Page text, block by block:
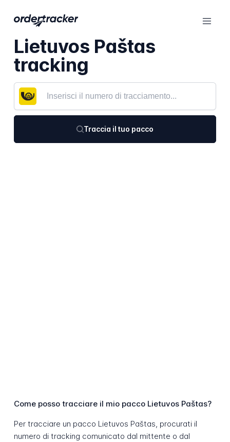
Lietuvos Paštas
tracking
Traccia il tuo pacco
Come posso tracciare il mio pacco Lietuvos Paštas?
Per tracciare un pacco Lietuvos Paštas, procurati il
numero di tracking comunicato dal mittente o dal